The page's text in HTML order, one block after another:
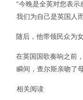
“今晚是全英对您表示
我们为自己是英国人
随后，他带领民众为
在英国国歌奏响之前
瞬间，查尔斯亲吻了
相关阅读